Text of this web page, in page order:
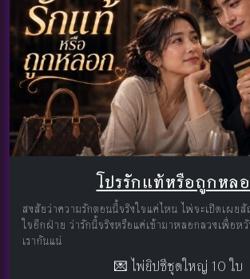
โปรรักแท้หรือถูกหล
สงสัยว่าความรักตอนนี้จริงใจแค่ไหน ไพ่จะเปิดเผ
ใจอีกฝ่าย ว่ารักนี้จริงหรือแค่เข้ามาหลอกลวงเพื่อห
เรากันแน่
💌 ไพ่ยิปซีชุดใหญ่ 10 ใบ